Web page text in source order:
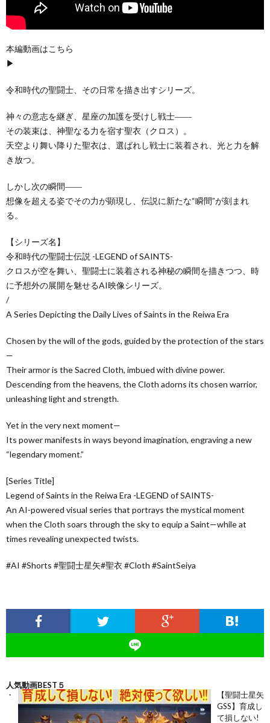
本編動画はこちら
▶
令和時代の聖闘士、その日常を描き出すシリーズ。
神々の意志を継ぎ、星座の加護を受けし戦士――
その装束は、神聖なる力を宿す聖衣（クロス）。
天空より舞い降りた聖衣は、選ばれし戦士に装着され、光と力を解
き放つ。
しかし次の瞬間――
想像を超える姿でその力が顕現し、伝説に新たな“瞬間”が刻まれ
る。
【シリーズ名】
令和時代の聖闘士伝説 -LEGEND of SAINTS-
クロスが空を舞い、聖闘士に装着される神秘の瞬間を描きつつ、時
に予想外の展開を魅せるAI映像シリーズ。
/
A Series Depicting the Daily Lives of Saints in the Reiwa Era
Chosen by the will of the gods, guided by the protection of the stars
—
Their armor is the Sacred Cloth, imbued with divine power.
Descending from the heavens, the Cloth adorns its chosen warrior,
unleashing light and strength.
Yet in the very next moment—
Its power manifests in ways beyond imagination, engraving a new
“legendary moment.”
[Series Title]
Legend of Saints in the Reiwa Era -LEGEND of SAINTS-
An AI-powered visual series that portrays the mystical moment
when the Cloth soars through the sky to equip a Saint—while at
times revealing unexpected twists.
#AI #Shorts #聖闘士星矢#聖衣 #Cloth #SaintSeiya
人気動画BEST５
【聖闘士星矢
GSS】育成し
て損しない!